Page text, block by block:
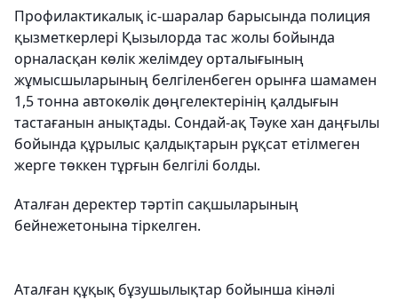
Профилактикалық іс-шаралар барысында полиция
қызметкерлері Қызылорда тас жолы бойында
орналасқан көлік желімдеу орталығының
жұмысшыларының белгіленбеген орынға шамамен
1,5 тонна автокөлік дөңгелектерінің қалдығын
тастағанын анықтады. Сондай-ақ Тәуке хан даңғылы
бойында құрылыс қалдықтарын рұқсат етілмеген
жерге төккен тұрғын белгілі болды.
Аталған деректер тәртіп сақшыларының
бейнежетонына тіркелген.
Аталған құқық бұзушылықтар бойынша кінәлі